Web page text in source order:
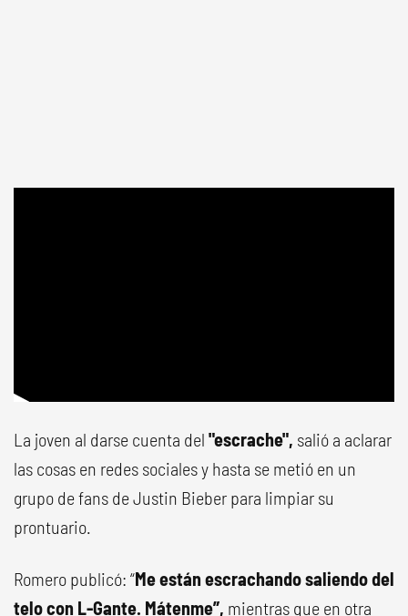
La joven al darse cuenta del "escrache", salió a aclarar
las cosas en redes sociales y hasta se metió en un
grupo de fans de Justin Bieber para limpiar su
prontuario.
Romero publicó: “Me están escrachando saliendo del
telo con L-Gante. Mátenme”, mientras que en otra